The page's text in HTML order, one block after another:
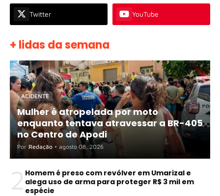
Twitter YouTube
+ lidas da semana
ACIDENTE
Mulher é atropelada por moto
enquanto tentava atravessar a BR-405
no Centro de Apodi
Por Redação • agosto 08, 2026
2 Homem é preso com revólver em Umarizal e
alega uso de arma para proteger R$ 3 mil em
espécie